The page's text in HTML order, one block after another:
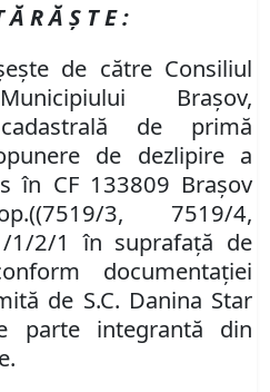
Ă R Ă Ş T E :
de către Consiliul
Braşov,
de primă
de dezlipire a
în CF 133809 Braşov
((7519/3, 7519/4,
1/2/1 în suprafaţă de
documentaţiei
de S.C. Danina Star
parte integrantă din